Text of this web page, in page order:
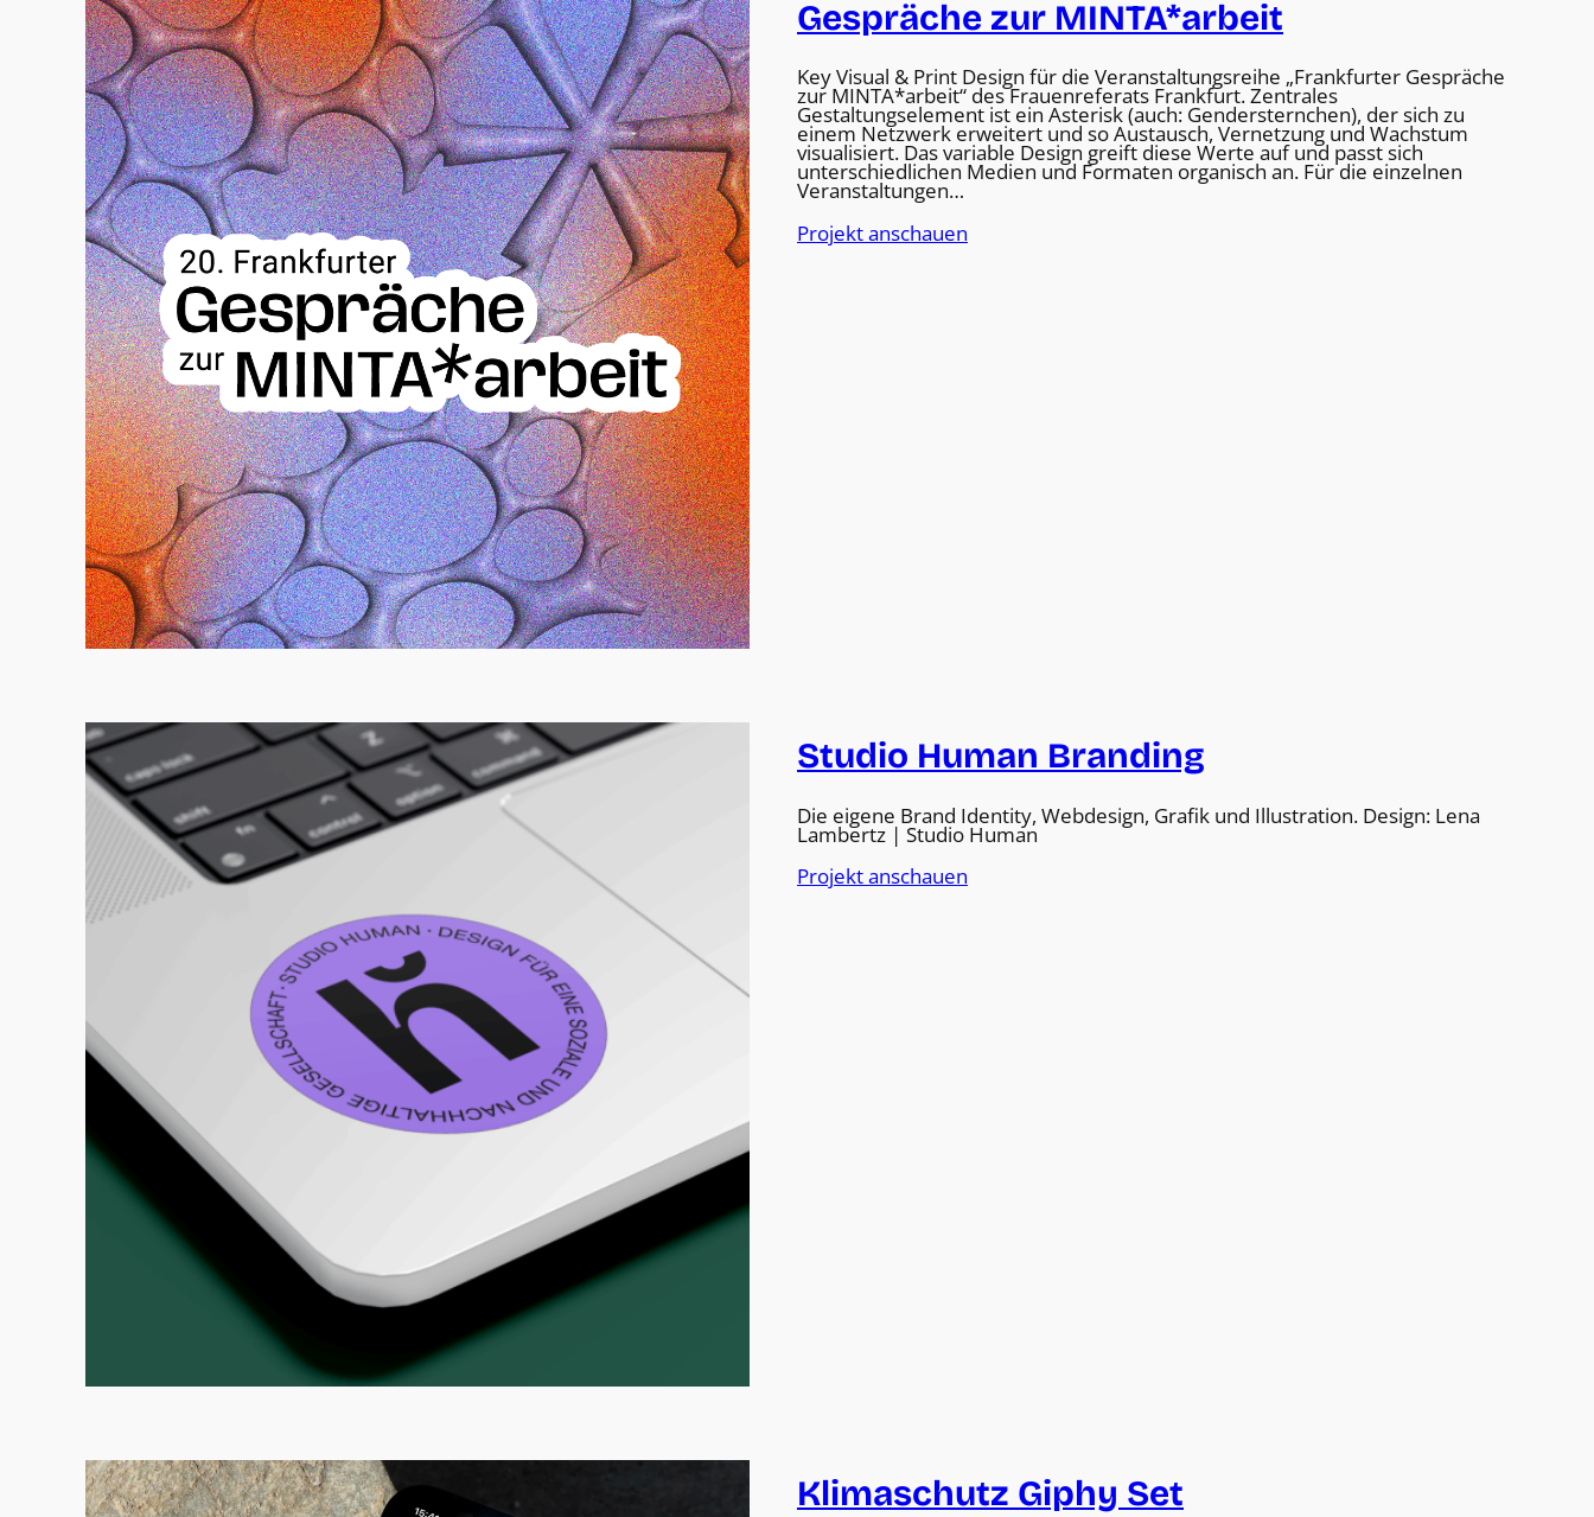
Gespräche zur MINTA*arbeit
Key Visual & Print Design für die Veranstaltungsreihe „Frankfurter Gespräche
zur MINTA*arbeit“ des Frauenreferats Frankfurt. Zentrales
Gestaltungselement ist ein Asterisk (auch: Gendersternchen), der sich zu
einem Netzwerk erweitert und so Austausch, Vernetzung und Wachstum
visualisiert. Das variable Design greift diese Werte auf und passt sich
unterschiedlichen Medien und Formaten organisch an. Für die einzelnen
Veranstaltungen…
Projekt anschauen
Studio Human Branding
Die eigene Brand Identity, Webdesign, Grafik und Illustration. Design: Lena
Lambertz | Studio Human
Projekt anschauen
Klimaschutz Giphy Set